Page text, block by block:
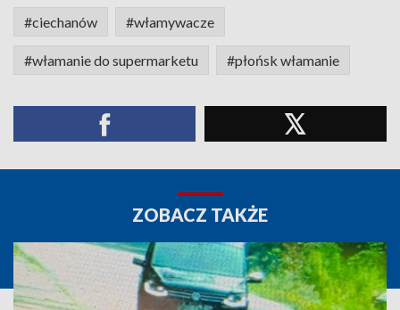
#ciechanów #włamywacze
#włamanie do supermarketu #płońsk włamanie
ZOBACZ TAKŻE